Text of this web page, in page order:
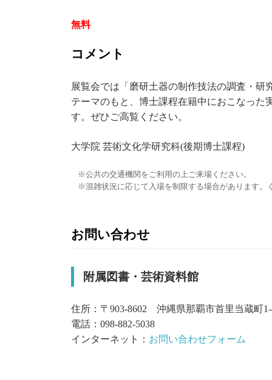
無料
コメント
展覧会では「磨研土器の制作技法の調査・
テーマのもと、博士課程在籍中におこなった
す。ぜひご高覧ください。
大学院 芸術文化学研究科(後期博士課程)
公共の交通機関をご利用の上ご来場ください。
混雑状況に応じて入場を制限する場合があります。
お問い合わせ
附属図書・芸術資料館
住所：〒903-8602 沖縄県那覇市首里当蔵町
電話：098-882-5038
インターネット： お問い合わせフォーム